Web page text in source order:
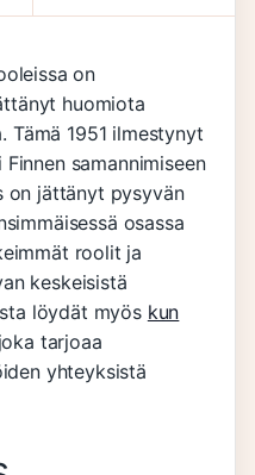
on
huomiota
Tämä 1951 ilmestynyt
samannimiseen
on jättänyt pysyvän
osassa
roolit ja
keskeisistä
löydät myös kun
tarjoaa
yhteyksistä